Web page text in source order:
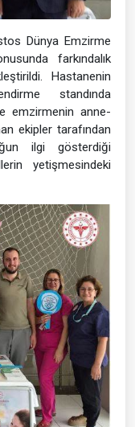
Dünya Emzirme
farkındalık
Hastanenin
standında
emzirmenin anne-
ekipler tarafından
ilgi gösterdiği
yetişmesindeki